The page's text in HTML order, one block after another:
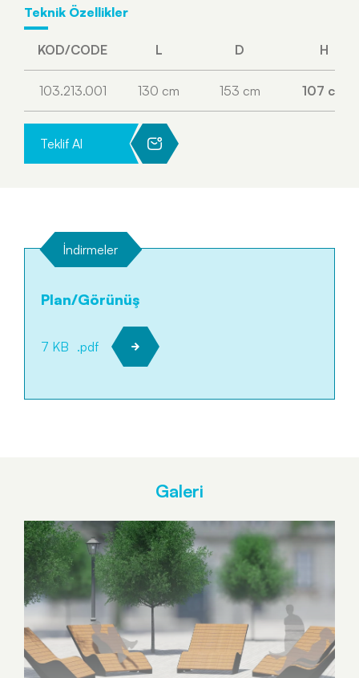
Teknik Özellikler
KOD/CODE L D H
103.213.001 130 cm 153 cm 107 cm
Teklif Al
İndirmeler
Plan/Görünüş
7 KB .pdf
Galeri